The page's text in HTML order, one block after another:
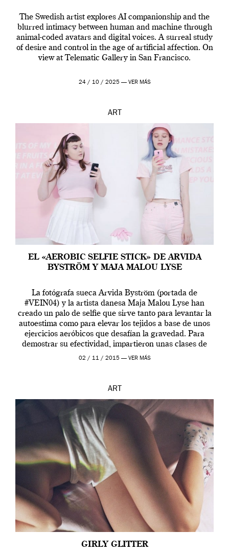
The Swedish artist explores AI companionship and the
blurred intimacy between human and machine through
animal-coded avatars and digital voices. A surreal study
of desire and control in the age of artificial affection. On
view at Telematic Gallery in San Francisco.
24 / 10 / 2025 — VER MÁS
ART
EL «AEROBIC SELFIE STICK» DE ARVIDA
BYSTRÖM Y MAJA MALOU LYSE
La fotógrafa sueca Arvida Byström (portada de
#VEIN04) y la artista danesa Maja Malou Lyse han
creado un palo de selfie que sirve tanto para levantar la
autoestima como para elevar los tejidos a base de unos
ejercicios aeróbicos que desafían la gravedad. Para
demostrar su efectividad, impartieron unas clases de
prueba en el Tate […]
02 / 11 / 2015 — VER MÁS
ART
GIRLY GLITTER